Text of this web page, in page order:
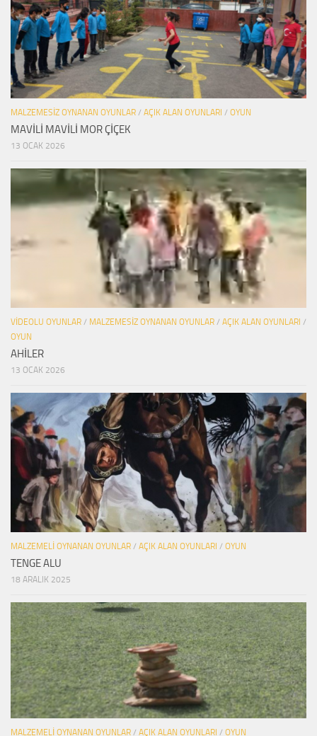
MALZEMESIZ OYNANAN OYUNLAR / AÇIK ALAN OYUNLARI / OYUN
MAVİLİ MAVİLİ MOR ÇİÇEK
13 OCAK 2026
VIDEOLU OYUNLAR / MALZEMESIZ OYNANAN OYUNLAR / AÇIK ALAN OYUNLARI /
OYUN
AHİLER
13 OCAK 2026
MALZEMELI OYNANAN OYUNLAR / AÇIK ALAN OYUNLARI / OYUN
TENGE ALU
18 ARALIK 2025
MALZEMELI OYNANAN OYUNLAR / AÇIK ALAN OYUNLARI / OYUN